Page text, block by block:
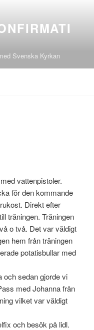
Svenska Kyrkan
vattenpistoler.
för den kommande
Direkt efter
träningen. Träningen
o två. Det var väldigt
hem från träningen
potatisbullar med
och sedan gjorde vi
med Johanna från
vilket var väldigt
och besök på lidl.